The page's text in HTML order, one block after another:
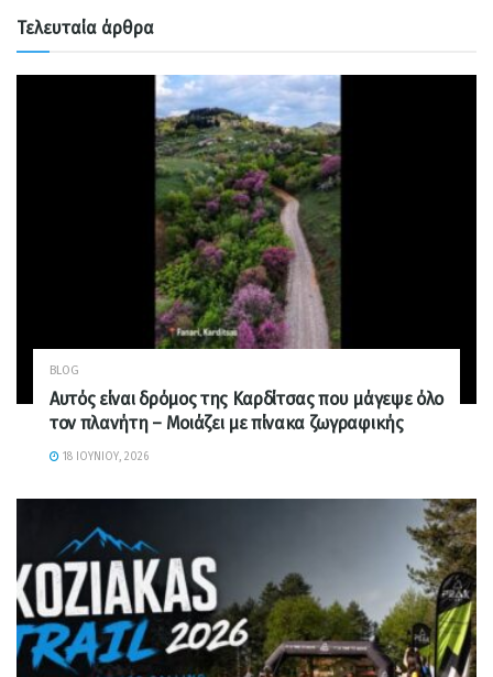
Τελευταία άρθρα
BLOG
Αυτός είναι δρόμος της Καρδίτσας που μάγεψε όλο
τον πλανήτη – Μοιάζει με πίνακα ζωγραφικής
18 ΙΟΥΝΊΟΥ, 2026